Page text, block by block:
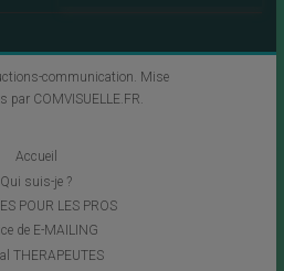
communication. Mise
par COMVISUELLE.FR.
Accueil
Qui suis-je ?
POUR LES PROS
de E-MAILING
THERAPEUTES